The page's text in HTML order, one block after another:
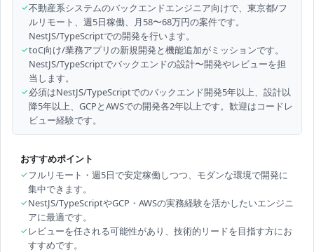
✓不動産系システムのバックエンドエンジニア向けで、東京都/フ
ルリモート、週5日稼働、月58〜68万円の案件です。
NestJS/TypeScriptでの開発を行います。
✓toC向け/業務アプリの新規開発と機能追加がミッションです。
NestJS/TypeScriptでバックエンドの設計〜開発やレビューを担
当します。
✓必須はNestJS/TypeScriptでのバックエンド開発5年以上、設計以
降5年以上、GCPとAWSでの開発各2年以上です。歓迎はコードレ
ビュー経験です。
おすすめポイント
✓フルリモート・週5日で安定稼働しつつ、モダンな環境で開発に
集中できます。
✓NestJS/TypeScriptやGCP・AWSの実務経験を活かしたいエンジニ
アに最適です。
✓レビューを任される可能性があり、技術的リードを目指す方にお
すすめです。